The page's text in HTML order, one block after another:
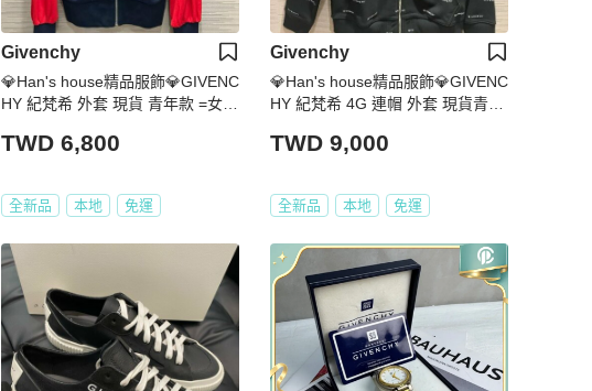
Givenchy
💎Han's house精品服飾💎GIVENC
HY 紀梵希 外套 現貨 青年款 =女成
TWD 6,800
全新品 本地 免運
Givenchy
💎Han's house精品服飾💎GIVENC
HY 紀梵希 4G 連帽 外套 現貨青年
TWD 9,000
全新品 本地 免運